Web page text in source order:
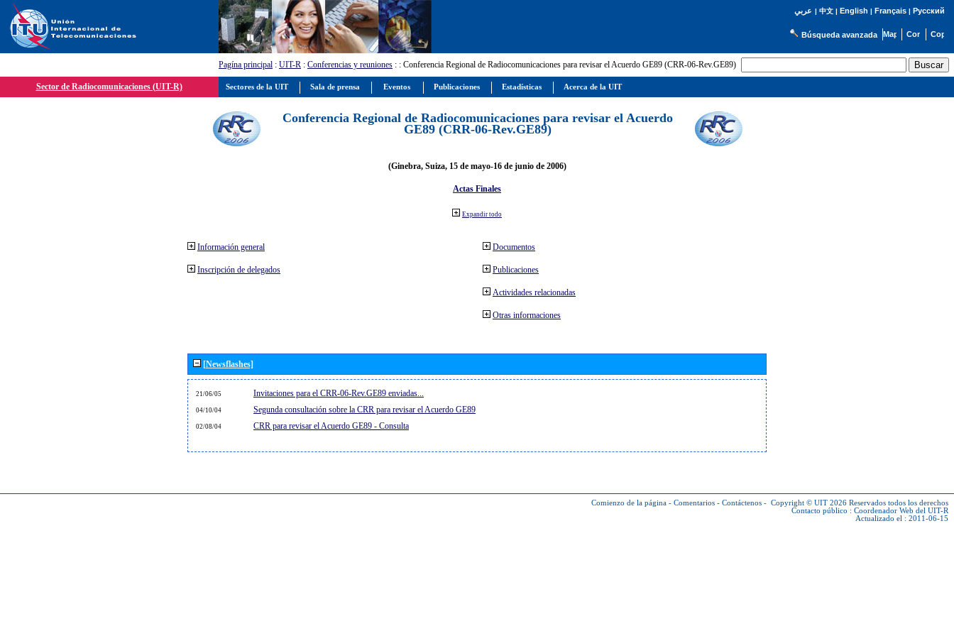
عربي | 中文| English | Français| Русский
Búsqueda avanzada
Pagína principal : UIT-R : Conferencias y reuniones : : Conferencia Regional de Radiocomunicaciones para revisar el Acuerdo GE89 (CRR-06-Rev.GE89)
Sector de Radiocomunicaciones (UIT-R)
Conferencia Regional de Radiocomunicaciones para revisar el Acuerdo
GE89 (CRR-06-Rev.GE89)
(Ginebra, Suiza, 15 de mayo-16 de junio de 2006)
Actas Finales
Expandir todo
Información general
Inscripción de delegados
Documentos
Publicaciones
Actividades relacionadas
Otras informaciones
[Newsflashes]
21/06/05 Invitaciones para el CRR-06-Rev.GE89 enviadas...
04/10/04 Segunda consultación sobre la CRR para revisar el Acuerdo GE89
02/08/04 CRR para revisar el Acuerdo GE89 - Consulta
Comienzo de la página - Comentarios - Contáctenos - Copyright © UIT 2026 Reservados todos los derechos
Contacto público : Coordenador Web del UIT-R
Actualizado el : 2011-06-15
Sectores de la UIT Sala de prensa Eventos Publicaciones Estadísticas Acerca de la UIT